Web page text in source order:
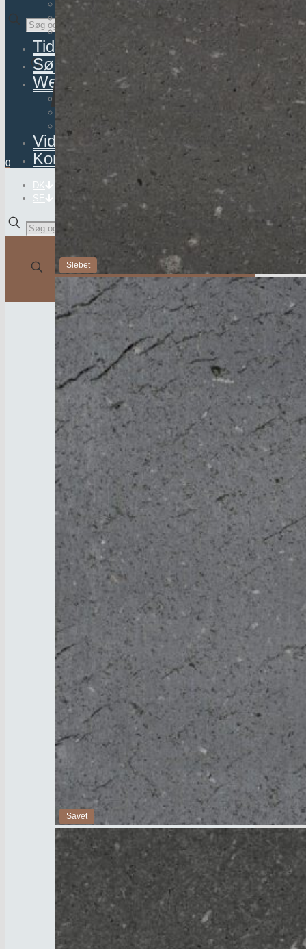
Belægning
Facadebeklædning
Interiør
Tidligere projekter
Søg natursten
Webshop
Pleje og vedligehold
Udstillingsmodeller
Viden
Kontakt
0
DK
SE
Slebet
Savet